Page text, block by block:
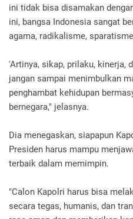
ini tidak bisa disamakan
ini, bangsa Indonesia sangat
agama, radikalisme,
'Artinya, sikap, prilaku, kinerja,
jangan sampai menimbulkan
penghambat kehidupan
bernegara," jelasnya.
Dia menegaskan, siapapun
Presiden harus mampu
terbaik dalam memimpin.
"Calon Kapolri harus bisa
secara tegas, humanis, dan